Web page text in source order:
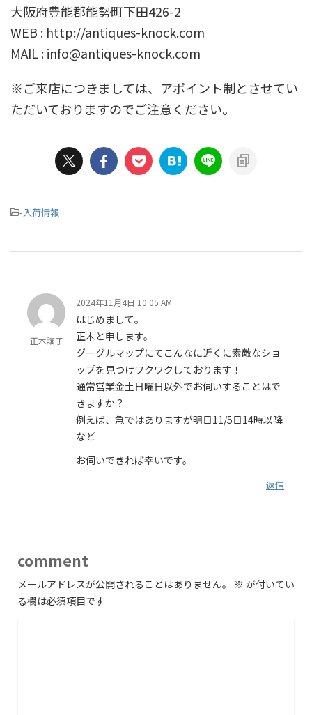
大阪府豊能郡能勢町下田426-2
WEB : http://antiques-knock.com
MAIL : info@antiques-knock.com
※ご来店につきましては、アポイント制とさせてい
ただいておりますのでご注意ください。
-入荷情報
正木譲子
2024年11月4日 10:05 AM
はじめまして。
正木と申します。
グーグルマップにてこんなに近くに素敵なショ
ップを見つけワクワクしております！
通常営業金土日曜日以外でお伺いすることはで
きますか？
例えば、急ではありますが明日11/5日14時以降
など
お伺いできれば幸いです。
返信
comment
メールアドレスが公開されることはありません。 ※ が付いてい
る欄は必須項目です